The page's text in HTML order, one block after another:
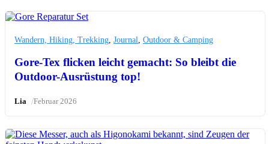
Wandern, Hiking, Trekking Journal Outdoor & Camping
Gore-Tex flicken leicht gemacht: So bleibt die
Outdoor-Ausrüstung top!
Lia /Februar 2026